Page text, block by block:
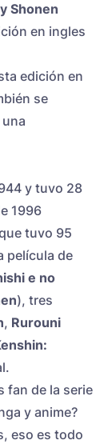
Shonen
en ingles
edición en
se
y tuvo 28
1996
tuvo 95
película de
e no
), tres
, Rurouni
fan de la serie
y anime?
eso es todo